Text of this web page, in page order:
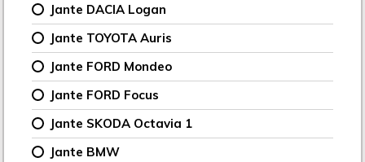
Jante DACIA Logan
Jante TOYOTA Auris
Jante FORD Mondeo
Jante FORD Focus
Jante SKODA Octavia 1
Jante BMW